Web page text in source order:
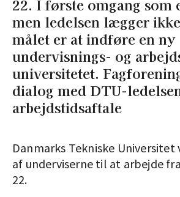
22. I første omgang som
men ledelsen lægger
målet er at indføre en ny
undervisnings- og
universitetet.
dialog med DTU-
arbejdstidsaftale
Danmarks Tekniske Universitet
af underviserne til at arbejde
22.